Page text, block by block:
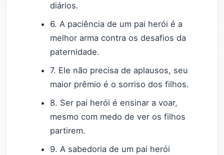
diários.
6. A paciência de um pai herói é a
melhor arma contra os desafios da
paternidade.
7. Ele não precisa de aplausos, seu
maior prêmio é o sorriso dos filhos.
8. Ser pai herói é ensinar a voar,
mesmo com medo de ver os filhos
partirem.
9. A sabedoria de um pai herói